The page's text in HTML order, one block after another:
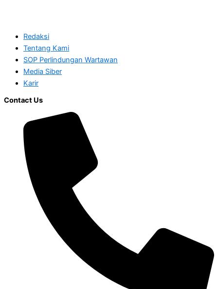
Redaksi
Tentang Kami
SOP Perlindungan Wartawan
Media Siber
Karir
Contact Us